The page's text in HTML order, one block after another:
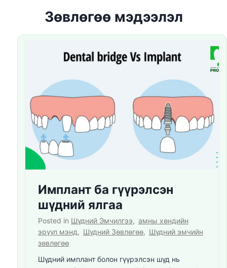
Зөвлөгөө мэдээлэл
Имплант ба гүүрэлсэн
шүдний ялгаа
Posted in Шүдний Эмчилгээ, амны хөндийн
эрүүл мэнд, Шүдний Зөвлөгөө, Шүдний эмчийн
зөвлөгөө
Шүдний имплант болон гүүрэлсэн шүд нь